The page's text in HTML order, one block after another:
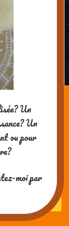
à
2)
SG Window
Un
Un
ou pour
moi par